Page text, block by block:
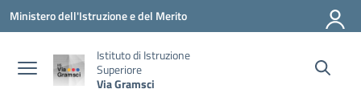
Vai ai contenuti
Vai al menu di navigazione
Vai al footer
Ministero dell'Istruzione e del Merito
Istituto di Istruzione
Superiore
Via Gramsci